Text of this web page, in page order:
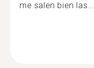
me salen bien las...